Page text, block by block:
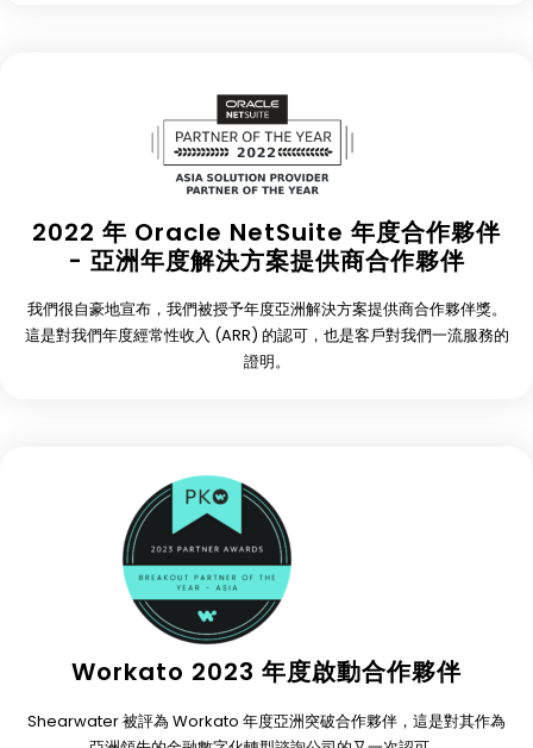
2022 年 Oracle NetSuite 年度合作夥伴
- 亞洲年度解決方案提供商合作夥伴
我們很自豪地宣布，我們被授予年度亞洲解決方案提供商合作夥伴獎。
這是對我們年度經常性收入 (ARR) 的認可，也是客戶對我們一流服務的
證明。
Workato 2023 年度啟動合作夥伴
Shearwater 被評為 Workato 年度亞洲突破合作夥伴，這是對其作為